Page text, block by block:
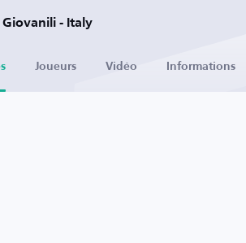
Giovanili - Italy
Joueurs Vidéo Informations